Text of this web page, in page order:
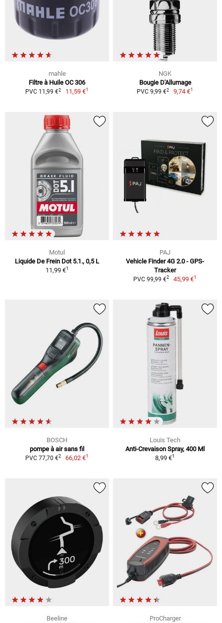
mahle
Filtre à Huile OC 306
PVC 11,99 €2 11,59 €1
NGK
Bougie D'Allumage
PVC 9,99 €2 9,74 €1
Motul
Liquide De Frein Dot 5.1., 0,5 L
11,99 €1
PAJ
Vehicle Finder 4G 2.0 - GPS-
Tracker
PVC 99,99 €2 45,99 €1
BOSCH
pompe à air sans fil
PVC 77,70 €2 66,02 €1
Louis Tech
Anti-Crevaison Spray, 400 Ml
8,99 €1
Beeline
ProCharger